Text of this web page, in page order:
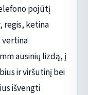
pojūtį
regis, ketina
vertina
ausinių lizdą, į
ir viršutinį bei
išvengti